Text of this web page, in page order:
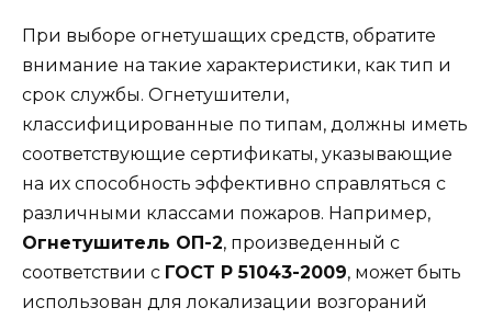
При выборе огнетушащих средств, обратите
внимание на такие характеристики, как тип и
срок службы. Огнетушители,
классифицированные по типам, должны иметь
соответствующие сертификаты, указывающие
на их способность эффективно справляться с
различными классами пожаров. Например,
Огнетушитель ОП-2, произведенный с
соответствии с ГОСТ Р 51043-2009, может быть
использован для локализации возгораний